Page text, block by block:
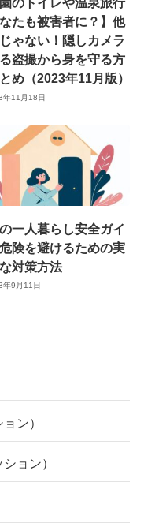
たも被害者に？】他
ゃない！隠しカメラ
盗撮から身を守る方
め（2023年11月版）
年11月18日
一人暮らし安全ガイ
険を避けるための実
対策方法
年9月11日
ン）
ョン）